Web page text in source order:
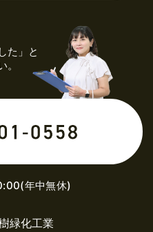
た」と
年中無休)
緑化工業